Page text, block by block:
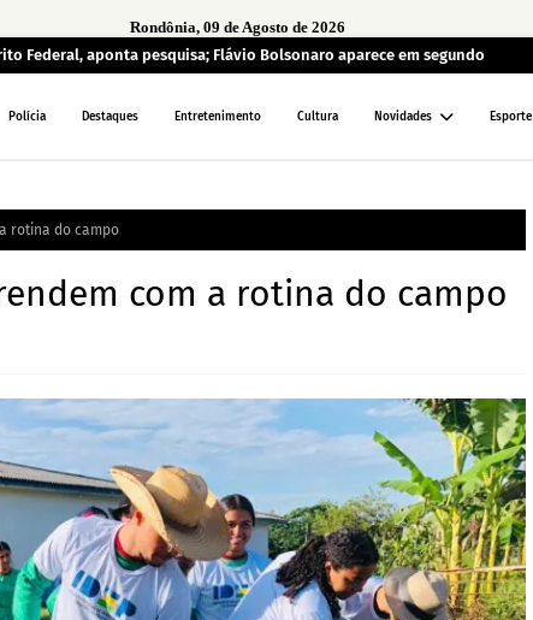
Rondônia, 09 de Agosto de 2026
Federal, aponta pesquisa; Flávio Bolsonaro aparece em segundo
Polícia Destaques Entretenimento Cultura Novidades Esporte
rotina do campo
com a rotina do campo